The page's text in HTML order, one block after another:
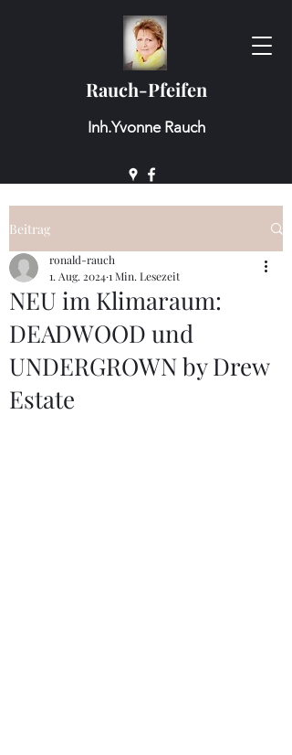
Rauch-Pfeifen
Inh.Yvonne Rauch
Beitrag
NEU im Klimaraum:
DEADWOOD und
UNDERGROWN by Drew
Estate
ronald-rauch
1. Aug. 20241 Min. Lesezeit